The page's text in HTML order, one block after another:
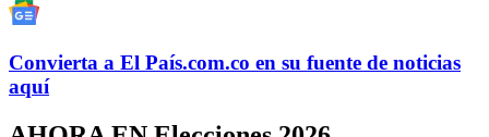
Convierta a El País.com.co en su fuente de noticias
aquí